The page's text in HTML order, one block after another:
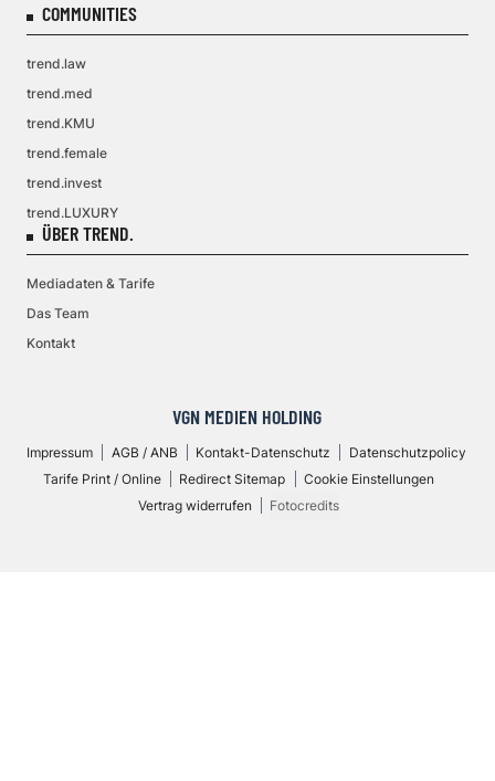
COMMUNITIES
trend.law
trend.med
trend.KMU
trend.female
trend.invest
trend.LUXURY
ÜBER TREND.
Mediadaten & Tarife
Das Team
Kontakt
VGN MEDIEN HOLDING
Impressum AGB / ANB Kontakt-Datenschutz
Datenschutzpolicy
Tarife Print / Online
Redirect Sitemap
Cookie Einstellungen
Vertrag widerrufen
Fotocredits